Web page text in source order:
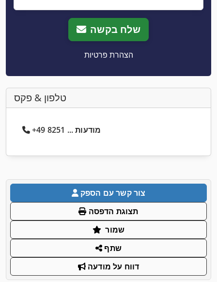
שלח בקשה
הצהרת פרטיות
טלפון & פקס
+49 8251 ... מודעות
צור קשר עם הספק
תצוגת הדפסה
שמור
שתף
דווח על מודעה